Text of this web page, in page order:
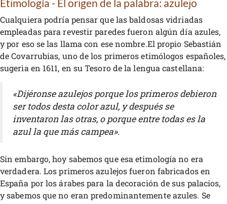
Etimología - El origen de la palabra: azulejo
Cualquiera podría pensar que las baldosas vidriadas
empleadas para revestir paredes fueron algún día azules,
y por eso se las llama con ese nombre.El propio Sebastián
de Covarrubias, uno de los primeros etimólogos españoles,
sugerìa en 1611, en su Tesoro de la lengua castellana:
«Dijéronse azulejos porque los primeros debieron
ser todos desta color azul, y después se
inventaron las otras, o porque entre todas es la
azul la que más campea».
Sin embargo, hoy sabemos que esa etimología no era
verdadera. Los primeros azulejos fueron fabricados en
España por los árabes para la decoración de sus palacios,
y sabemos que no eran predominantemente azules. Se